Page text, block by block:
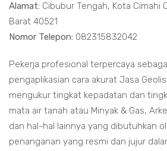
Alamat: Cibubur Tengah, Kota Cimahi
Barat 40521
Nomor Telepon: 082315832042
Pekerja profesional terpercaya
pengaplikasian cara akurat Jasa
mengukur tingkat kepadatan dan
mata air tanah atau Minyak & Gas,
dan hal-hal lainnya yang dibutuhkan
penanganan yang resmi dan jujur